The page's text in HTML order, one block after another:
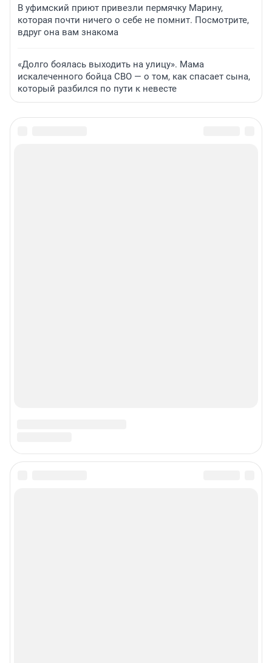
В уфимский приют привезли пермячку Марину,
которая почти ничего о себе не помнит. Посмотрите,
вдруг она вам знакома
«Долго боялась выходить на улицу». Мама
искалеченного бойца СВО — о том, как спасает сына,
который разбился по пути к невесте